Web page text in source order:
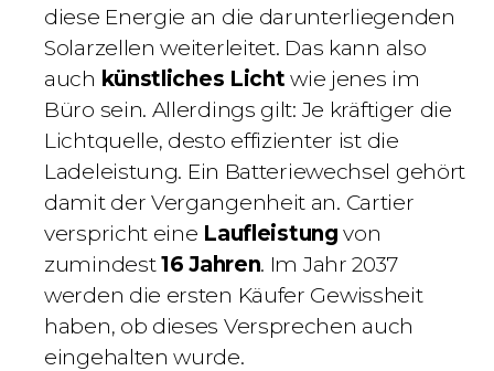
diese Energie an die darunterliegenden
Solarzellen weiterleitet. Das kann also
auch künstliches Licht wie jenes im
Büro sein. Allerdings gilt: Je kräftiger die
Lichtquelle, desto effizienter ist die
Ladeleistung. Ein Batteriewechsel gehört
damit der Vergangenheit an. Cartier
verspricht eine Laufleistung von
zumindest16 Jahren. Im Jahr 2037
werden die ersten Käufer Gewissheit
haben, ob dieses Versprechen auch
eingehalten wurde.